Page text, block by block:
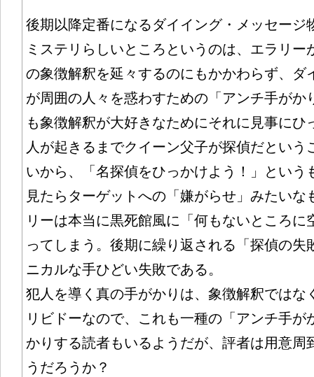
後期以降定番になるダイイング・メッセージ
ミステリらしいところというのは、エラリー
の象徴解釈を延々するのにもかかわらず、ダ
が周囲の人々を惑わすための「アンチ手がか
も象徴解釈が大好きなためにそれに見事にひ
人が起きるまでクイーン父子が探偵だという
いから、「名探偵をひっかけよう！」という
見たらターゲットへの「嫌がらせ」みたいな
リーは本当に黒死館風に「何もないところに
ってしまう。後期に繰り返される「探偵の失
ニカルな手ひどい失敗である。
犯人を導く真の手がかりは、象徴解釈ではな
リビドーなので、これも一種の「アンチ手が
かりする読者もいるようだが、評者は用意周
うだろうか？